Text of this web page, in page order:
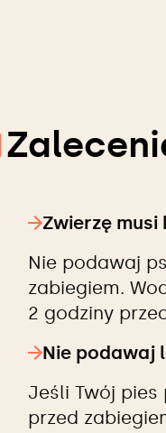
Zwierzę musi
Nie podawaj
zabiegiem.
2 godziny
Nie podawaj
Jeśli Twój pies
przed